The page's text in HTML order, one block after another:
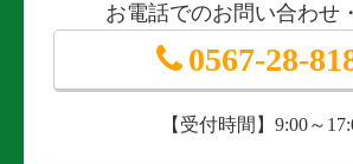
お電話でのお問い合わせ
0567-28-
【受付時間】9:00～